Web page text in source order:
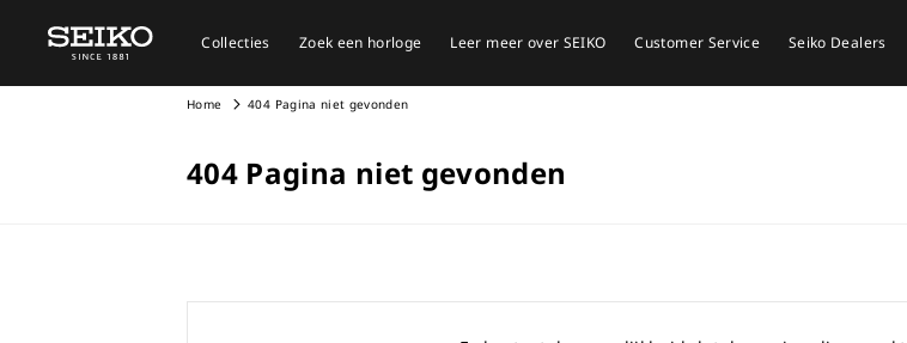
Collecties Zoek een horloge Leer meer over SEIKO Customer Service Seiko Dealers
Home 404 Pagina niet gevonden
404 Pagina niet gevonden